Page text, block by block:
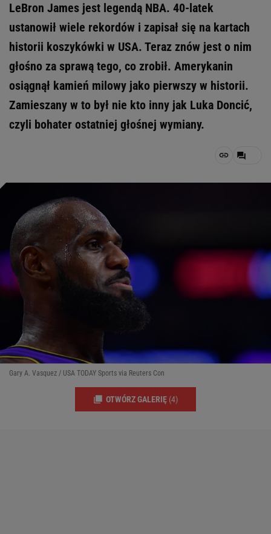
LeBron James jest legendą NBA. 40-latek
ustanowił wiele rekordów i zapisał się na kartach
historii koszykówki w USA. Teraz znów jest o nim
głośno za sprawą tego, co zrobił. Amerykanin
osiągnął kamień milowy jako pierwszy w historii.
Zamieszany w to był nie kto inny jak Luka Doncić,
czyli bohater ostatniej głośnej wymiany.
Gary A. Vasquez / USA TODAY Sports via Reuters Con
OTWÓRZ GALERIĘ (4)